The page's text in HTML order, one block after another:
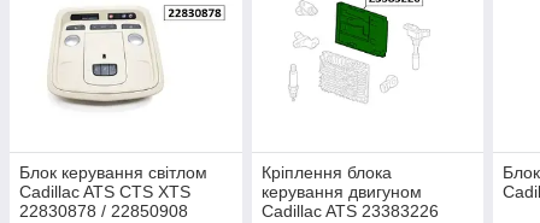
Блок керування світлом
Cadillac ATS CTS XTS
22830878 / 22850908
Кріплення блока
керування двигуном
Cadillac ATS 23383226